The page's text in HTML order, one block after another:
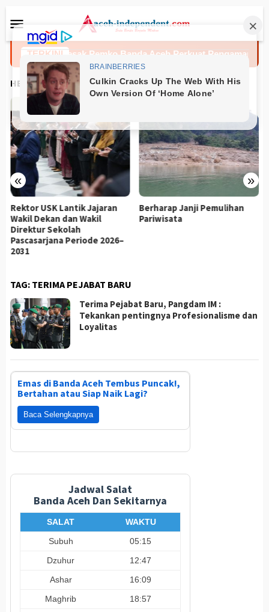
ke
kontenMobile
TERKINIDesak Pemko Banda Aceh Perkuat Pengamanan
HEADLINES
« »
Rektor USK Lantik Jajaran
Wakil Dekan dan Wakil
Direktur Sekolah
Pascasarjana Periode 2026–
2031
Berharap Janji Pemulihan
Pariwisata
TAG: TERIMA PEJABAT BARU
Terima Pejabat Baru, Pangdam IM :
Tekankan pentingnya Profesionalisme dan
Loyalitas
Emas di Banda Aceh Tembus Puncak!,
Bertahan atau Siap Naik Lagi?
Baca Selengkapnya
Jadwal Salat
Banda Aceh Dan Sekitarnya
SALAT
WAKTU
Subuh
05:15
Dzuhur
12:47
Ashar
16:09
Maghrib
18:57